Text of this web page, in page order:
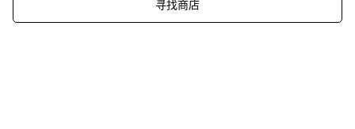
寻找商店